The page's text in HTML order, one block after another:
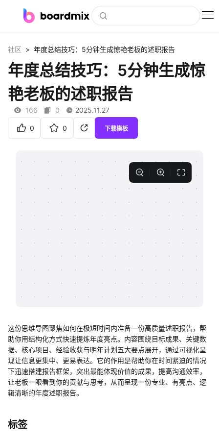
社区资源
会员
企业服务
知识分享社区
社区 > 年度总结技巧：5分钟生成惊艳老板的述职报告
年度总结技巧：5分钟生成惊
艳老板的述职报告
166 0 2025.11.27
0 0 下载模板
这份思维导图聚焦如何在极短时间内准备一份高质量述职报告，帮
助你用结构化方式快速提炼年度亮点。内容围绕目标成果、关键数
据、核心项目、经验收获与明年计划五大要点展开，通过可视化呈
现让信息更集中、更易表达。它的作用是帮助你在时间紧迫的情况
下迅速搭建报告框架，突出最能体现价值的成果，提高沟通效率，
让老板一眼看到你的贡献与思考，从而呈现一份专业、有亮点、逻
辑清晰的年度述职报告。
标签